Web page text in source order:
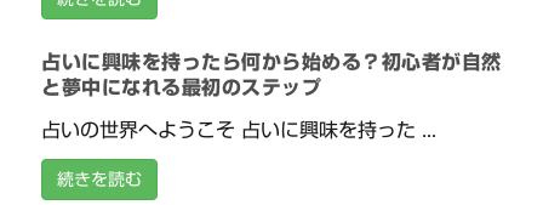
占いに興味を持ったら何から始める？初心者が自然
と夢中になれる最初のステップ
占いの世界へようこそ 占いに興味を持った ...
続きを読む